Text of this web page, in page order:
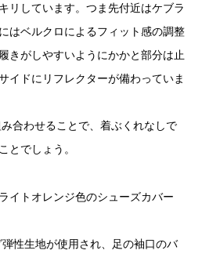
リしています。つま先付近はケブラ
はベルクロによるフィット感の調整
きがしやすいようにかかと部分は止
イドにリフレクターが備わっていま
合わせることで、着ぶくれなしで
とでしょう。
イトオレンジ色のシューズカバー
性生地が使用され、足の袖口のバ